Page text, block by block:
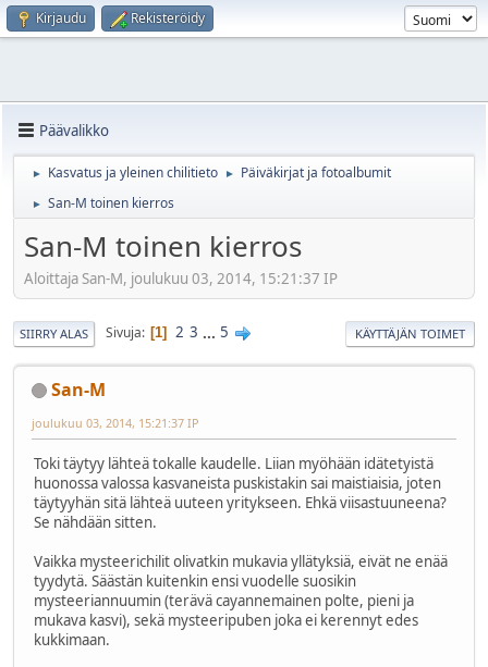
Kirjaudu Rekisteröidy
Päävalikko
► Kasvatus ja yleinen chilitieto ► Päiväkirjat ja fotoalbumit
► San-M toinen kierros
San-M toinen kierros
Aloittaja San-M, joulukuu 03, 2014, 15:21:37 IP
SIIRRY ALAS Sivuja 1 2 3 ... 5 KÄYTTÄJÄN TOIMET
San-M
joulukuu 03, 2014, 15:21:37 IP
Toki täytyy lähteä tokalle kaudelle. Liian myöhään idätetyistä
huonossa valossa kasvaneista puskistakin sai maistiaisia, joten
täytyyhän sitä lähteä uuteen yritykseen. Ehkä viisastuuneena?
Se nähdään sitten.
Vaikka mysteerichilit olivatkin mukavia yllätyksiä, eivät ne enää
tyydytä. Säästän kuitenkin ensi vuodelle suosikin
mysteeriannuumin (terävä cayannemainen polte, pieni ja
mukava kasvi), sekä mysteeripuben joka ei kerennyt edes
kukkimaan.